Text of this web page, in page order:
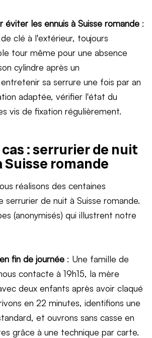
éviter les ennuis à Suisse romande :
clé à l'extérieur, toujours
tour même pour une absence
cylindre après un
sa serrure une fois par an
adaptée, vérifier l'état du
vis de fixation régulièrement.
: serrurier de nuit
Suisse romande
réalisons des centaines
serrurier de nuit à Suisse romande.
(anonymisés) qui illustrent notre
fin de journée : Une famille de
contacte à 19h15, la mère
deux enfants après avoir claqué
en 22 minutes, identifions une
et ouvrons sans casse en
grâce à une technique par carte.